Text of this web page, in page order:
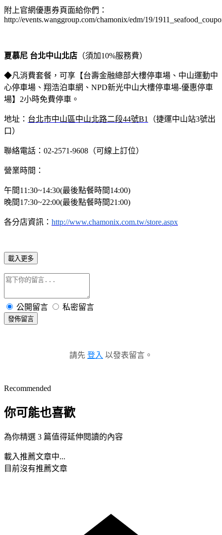
附上官網優惠券頁面給你們：
http://events.wanggroup.com/chamonix/edm/19/
夏慕尼 台北中山北店 （須加10%服務費）
◆凡消費套餐，可享【台壽金融總部大樓停車場、中山運動中
心停車場、翔浩泊車網、NPD新光中山大樓停車場-優惠停車
場】2小時免費停車。
地址： 台北市中山區中山北路二段44號B1
（捷運中山站3號出
口）
聯絡電話：02-2571-9608（可線上訂位）
營業時間：
午間11:30~14:30(最後點餐時間14:00)
晚間17:30~22:00(最後點餐時間21:00)
各分店資訊： http://www.chamonix.com.tw/store.aspx
載入更多
公開留言 私密留言
發佈留言
請先 登入 以發表留言。
Recommended
你可能也喜歡
為你精選 3 篇值得延伸閱讀的內容
載入推薦文章中...
目前沒有推薦文章